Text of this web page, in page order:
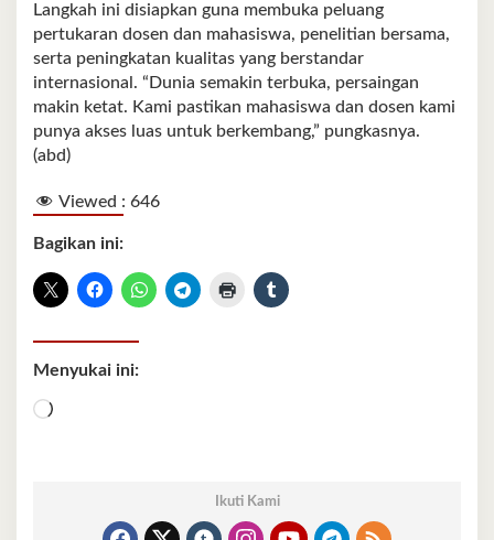
Langkah ini disiapkan guna membuka peluang
pertukaran dosen dan mahasiswa, penelitian bersama,
serta peningkatan kualitas yang berstandar
internasional. “Dunia semakin terbuka, persaingan
makin ketat. Kami pastikan mahasiswa dan dosen kami
punya akses luas untuk berkembang,” pungkasnya.
(abd)
Viewed : 646
Bagikan ini:
Menyukai ini:
Memuat...
Ikuti Kami